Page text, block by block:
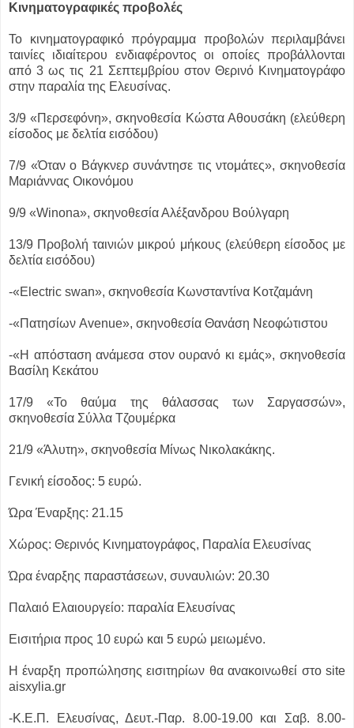
Κινηματογραφικές προβολές
Το κινηματογραφικό πρόγραμμα προβολών περιλαμβάνει
ταινίες ιδιαίτερου ενδιαφέροντος οι οποίες προβάλλονται
από 3 ως τις 21 Σεπτεμβρίου στον Θερινό Κινηματογράφο
στην παραλία της Ελευσίνας.
3/9 «Περσεφόνη», σκηνοθεσία Κώστα Αθουσάκη (ελεύθερη
είσοδος με δελτία εισόδου)
7/9 «Όταν ο Βάγκνερ συνάντησε τις ντομάτες», σκηνοθεσία
Μαριάννας Οικονόμου
9/9 «Winona», σκηνοθεσία Αλέξανδρου Βούλγαρη
13/9 Προβολή ταινιών μικρού μήκους (ελεύθερη είσοδος με
δελτία εισόδου)
-«Electric swan», σκηνοθεσία Κωνσταντίνα Κοτζαμάνη
-«Πατησίων Avenue», σκηνοθεσία Θανάση Νεοφώτιστου
-«Η απόσταση ανάμεσα στον ουρανό κι εμάς», σκηνοθεσία
Βασίλη Κεκάτου
17/9 «Το θαύμα της θάλασσας των Σαργασσών»,
σκηνοθεσία Σύλλα Τζουμέρκα
21/9 «Άλυτη», σκηνοθεσία Μίνως Νικολακάκης.
Γενική είσοδος: 5 ευρώ.
Ώρα Έναρξης: 21.15
Χώρος: Θερινός Κινηματογράφος, Παραλία Ελευσίνας
Ώρα έναρξης παραστάσεων, συναυλιών: 20.30
Παλαιό Ελαιουργείο: παραλία Ελευσίνας
Εισιτήρια προς 10 ευρώ και 5 ευρώ μειωμένο.
Η έναρξη προπώλησης εισιτηρίων θα ανακοινωθεί στο site
aisxylia.gr
-Κ.Ε.Π. Ελευσίνας, Δευτ.-Παρ. 8.00-19.00 και Σαβ. 8.00-